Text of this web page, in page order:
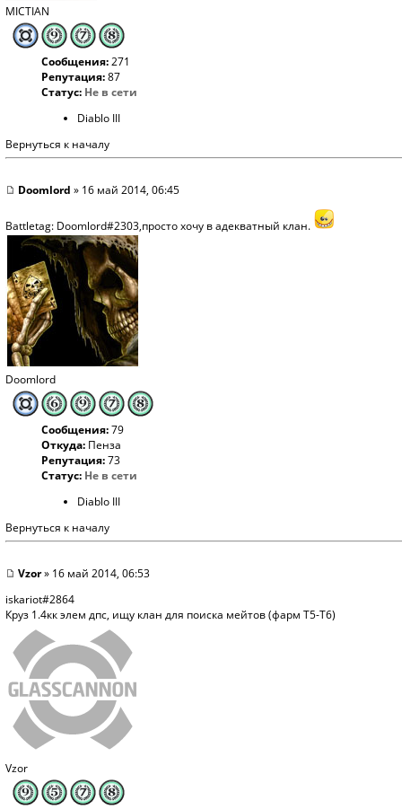
MICTIAN
Сообщения:271
Репутация:87
Статус: Не в сети
Diablo III
Вернуться к началу
Doomlord » 16 май 2014, 06:45
Battletag: Doomlord#2303,просто хочу в адекватный клан.
Doomlord
Сообщения:79
Откуда: Пенза
Репутация:73
Статус: Не в сети
Diablo III
Вернуться к началу
Vzor» 16 май 2014, 06:53
iskariot#2864
Круз 1.4кк элем дпс, ищу клан для поиска мейтов (фарм Т5-Т6)
Vzor